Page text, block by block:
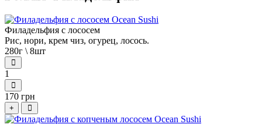
Филадельфия с лососем
Рис, нори, крем чиз, огурец, лосось.
280г \ 8шт
1
170 грн
+